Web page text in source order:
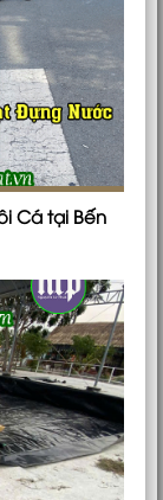
Cá tại Bến